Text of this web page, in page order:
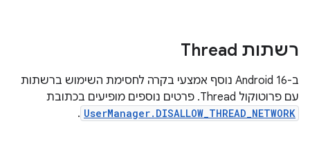
רשתות Thread
ב-Android 16 נוסף אמצעי בקרה לחסימת השימוש ברשתות
עם פרוטוקול Thread. פרטים נוספים מופיעים בכתובת
UserManager.DISALLOW_THREAD_NETWORK
.